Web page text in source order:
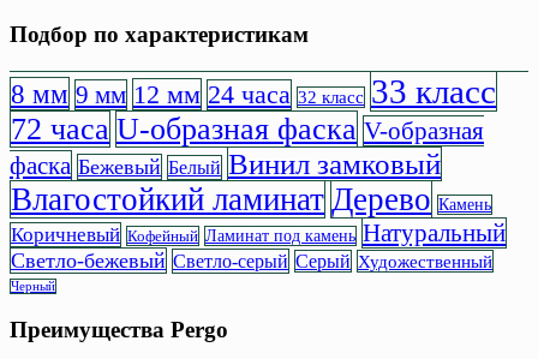
Подбор по характеристикам
8 мм 9 мм 12 мм 24 часа 32 класс 33 класс
72 часа U-образная фаска V-образная
фаска Бежевый Белый Винил замковый
Влагостойкий ламинат Дерево Камень
Коричневый Кофейный Ламинат под камень Натуральный
Светло-бежевый Светло-серый Серый Художественный
Черный
Преимущества Pergo